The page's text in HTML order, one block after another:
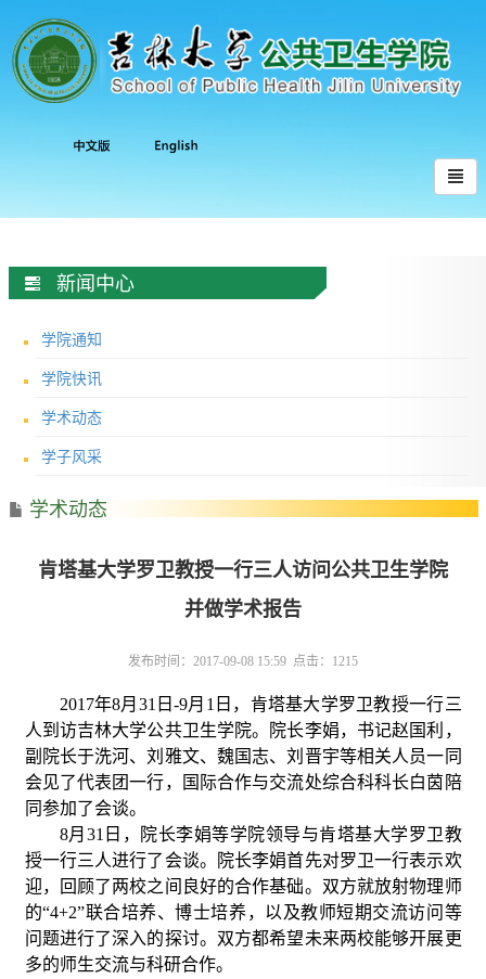
新闻中心
学院通知
学院快讯
学术动态
学子风采
学术动态
肯塔基大学罗卫教授一行三人访问公共卫生学院
并做学术报告
发布时间：2017-09-08 15:59 点击： 1215
2017年8月 31 日-9月 1 日，肯塔基大学罗卫教授一行三
人到访吉林大学公共卫生学院。院长李娟，书记赵国利，
副院长于洗河、刘雅文、魏国志、刘晋宇等相关人员一同
会见了代表团一行，国际合作与交流处综合科科长白茵陪
同参加了会谈。
8月 31 日，院长李娟等学院领导与肯塔基大学罗卫教
授一行三人进行了会谈。院长李娟首先对罗卫一行表示欢
迎，回顾了两校之间良好的合作基础。双方就放射物理师
的“4+2”联合培养、博士培养，以及教师短期交流访问等
问题进行了深入的探讨。双方都希望未来两校能够开展更
多的师生交流与科研合作。